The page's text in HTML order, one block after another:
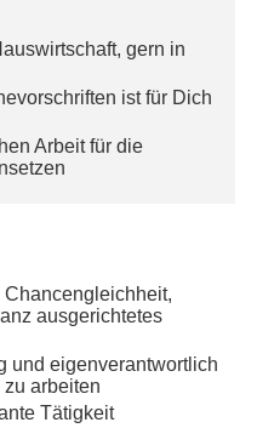
gern in
ist für Dich
Arbeit für die
Chancengleichheit,
ausgerichtetes
und eigenverantwortlich
arbeiten
Tätigkeit